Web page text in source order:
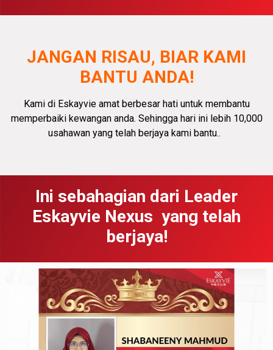
JANGAN RISAU, BIAR KAMI
BANTU ANDA!
Kami di Eskayvie amat berbesar hati untuk membantu
memperbaiki kewangan anda. Sehingga hari ini lebih 10,000
usahawan yang telah berjaya kami bantu..
Ini sebahagian dari Leader
Eskayvie Nexus yang telah
berjaya!